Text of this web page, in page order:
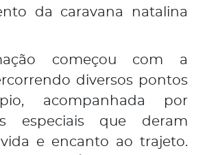
da caravana natalina
começou com a
diversos pontos
acompanhada por
especiais que deram
e encanto ao trajeto.